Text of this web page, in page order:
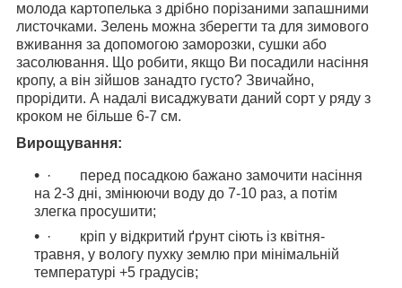
молода картопелька з дрібно порізаними запашними
листочками. Зелень можна зберегти та для зимового
вживання за допомогою заморозки, сушки або
засолювання. Що робити, якщо Ви посадили насіння
кропу, а він зійшов занадто густо? Звичайно,
прорідити. А надалі висаджувати даний сорт у ряду з
кроком не більше 6-7 см.
Вирощування:
· перед посадкою бажано замочити насіння
на 2-3 дні, змінюючи воду до 7-10 раз, а потім
злегка просушити;
· кріп у відкритий ґрунт сіють із квітня-
травня, у вологу пухку землю при мінімальній
температурі +5 градусів;